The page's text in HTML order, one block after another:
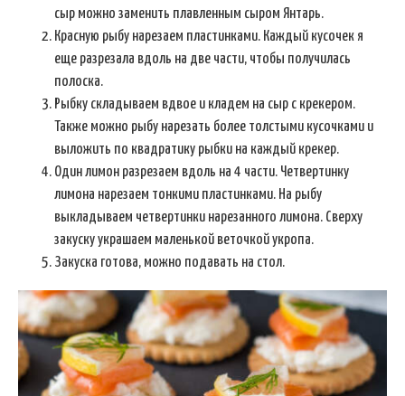
сыр можно заменить плавленным сыром Янтарь.
Красную рыбу нарезаем пластинками. Каждый кусочек я
еще разрезала вдоль на две части, чтобы получилась
полоска.
Рыбку складываем вдвое и кладем на сыр с крекером.
Также можно рыбу нарезать более толстыми кусочками и
выложить по квадратику рыбки на каждый крекер.
Один лимон разрезаем вдоль на 4 части. Четвертинку
лимона нарезаем тонкими пластинками. На рыбу
выкладываем четвертинки нарезанного лимона. Сверху
закуску украшаем маленькой веточкой укропа.
Закуска готова, можно подавать на стол.